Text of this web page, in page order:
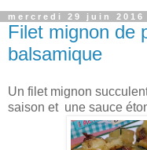
mercredi 29 juin 2016
Filet mignon de
balsamique
Un filet mignon
saison et une sauce